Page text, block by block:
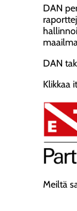
DAN
DAN
Klikkaa
Meiltä